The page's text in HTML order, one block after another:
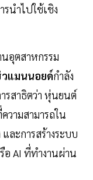
นำไปใช้เชิง
นอุตสาหกรรม
แมนนอยด์กำลัง
รสาธิตว่า หุ่นยนต์
วามสามารถใน
ละการสร้างระบบ
อ AI ที่ทำงานผ่าน